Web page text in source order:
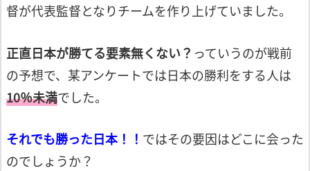
督が代表監督となりチームを作り上げていました。
正直日本が勝てる要素無くない？ っていうのが戦前
の予想で、某アンケートでは日本の勝利をする人は
10％未満でした。
それでも勝った日本！！ ではその要因はどこに会った
のでしょうか？